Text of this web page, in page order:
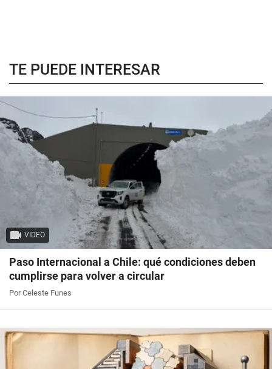
TE PUEDE INTERESAR
VIDEO
Paso Internacional a Chile: qué condiciones deben
cumplirse para volver a circular
Por Celeste Funes